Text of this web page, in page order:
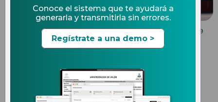
COMPLIANCE EN COMERCIO EXTERIOR 19.12.2019
Documentos con los que no
Aduanero
Conoce el sistema que te ayudará a
generarla y transmitirla sin errores.
Regístrate a una demo >